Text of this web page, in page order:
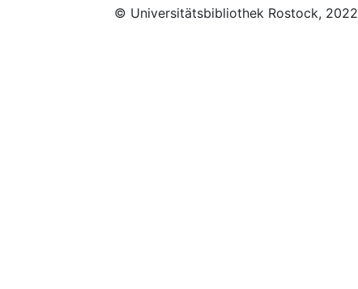
© Universitätsbibliothek Rostock, 2022